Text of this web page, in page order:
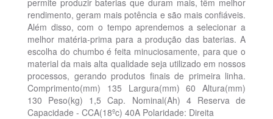
permite produzir baterias que duram mais, têm melhor
rendimento, geram mais potência e são mais confiáveis.
Além disso, com o tempo aprendemos a selecionar a
melhor matéria-prima para a produção das baterias. A
escolha do chumbo é feita minuciosamente, para que o
material da mais alta qualidade seja utilizado em nossos
processos, gerando produtos finais de primeira linha.
Comprimento(mm) 135 Largura(mm) 60 Altura(mm)
130 Peso(kg) 1,5 Cap. Nominal(Ah) 4 Reserva de
Capacidade - CCA(18ºc) 40A Polaridade: Direita